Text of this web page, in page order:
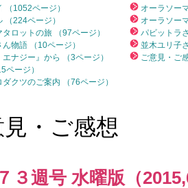
（1052ページ）
（224ページ）
ロットの旅 （97ページ）
物語 （10ページ）
エナジー』から （3ページ）
ページ）
クツのご案内 （76ページ）
オーラソー
オーラソー
パビットラ
並木ユリ子
ご意見・ご
見・ご感想
３週号 水曜版（